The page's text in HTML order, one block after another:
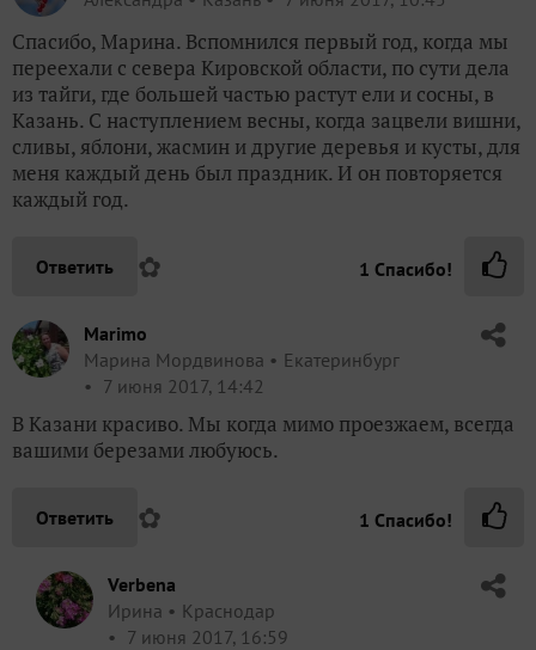
Спасибо, Марина. Вспомнился первый год, когда мы
переехали с севера Кировской области, по сути дела
из тайги, где большей частью растут ели и сосны, в
Казань. С наступлением весны, когда зацвели вишни,
сливы, яблони, жасмин и другие деревья и кусты, для
меня каждый день был праздник. И он повторяется
каждый год.
Ответить ✿ 1 Спасибо!
Marimo
Марина Мордвинова
Екатеринбург
7 июня 2017, 14:42
В Казани красиво. Мы когда мимо проезжаем, всегда
вашими березами любуюсь.
Ответить ✿ 1 Спасибо!
Verbena
Ирина
Краснодар
7 июня 2017, 16:59